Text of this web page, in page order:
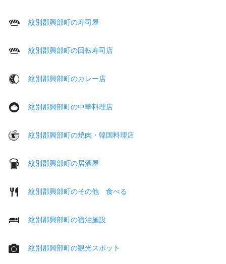
紋別郡興部町の寿司屋
紋別郡興部町の回転寿司店
紋別郡興部町のカレー店
紋別郡興部町の中華料理店
紋別郡興部町の焼肉・韓国料理店
紋別郡興部町の居酒屋
紋別郡興部町のその他 食べる
紋別郡興部町の宿泊施設
紋別郡興部町の観光スポット